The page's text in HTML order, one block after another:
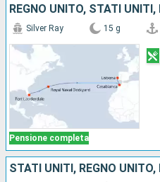
Pensione completa
Silver Ray 15 g